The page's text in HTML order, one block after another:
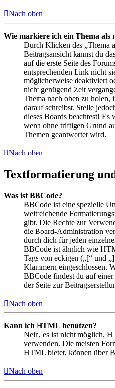
Nach oben
Wie markiere ich ein Thema als
Durch Klicken des „Thema
Beitragsansicht kannst du
auf die erste Seite des
entsprechenden Link nicht
möglicherweise deaktiviert
nicht genügend Zeit
Thema nach oben zu holen,
darauf schreibst. Stelle
dieses Boards beachtest! Es
wenn ohne triftigen Grund
Themen geantwortet wird.
Nach oben
Textformatierung
Was ist BBCode?
BBCode ist eine spezielle
weitreichende
gibt. Die Rechte zur
die Board-Administration
durch dich für jeden
BBCode ist ähnlich wie
Tags von eckigen („[“ und
Klammern eingeschlossen.
BBCode findest du auf
der Seite zur
Nach oben
Kann ich HTML benutzen?
Nein, es ist nicht möglich,
verwenden. Die meisten
HTML bietet, können über
Nach oben